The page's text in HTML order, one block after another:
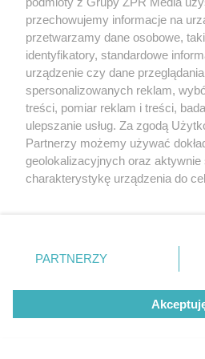
Badanie pokazuje,
naprawdę jedzą
przechowujemy informacje na
przetwarzamy dane osobowe,
identyfikatory, standardowe
urządzenie czy dane
spersonalizowanych reklam,
treści, pomiar reklam i treści,
ulepszanie usług. Za zgodą
Partnerzy możemy używać
geolokalizacyjnych oraz aktywnie
charakterystykę urządzenia do
zmienić/wycofać klikając
znajdujący się w lewym dolnym
rodzaje przetwarzania danych
użytkownika, ale masz prawo
przetwarzaniu. Preferencje będą
PARTNERZY